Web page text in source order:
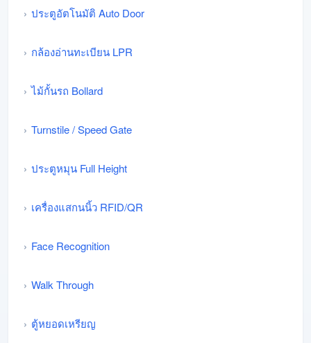
ประตูอัตโนมัติ Auto Door
กล้องอ่านทะเบียน LPR
ไม้กั้นรถ Bollard
Turnstile / Speed Gate
ประตูหมุน Full Height
เครื่องแสกนนิ้ว RFID/QR
Face Recognition
Walk Through
ตู้หยอดเหรียญ